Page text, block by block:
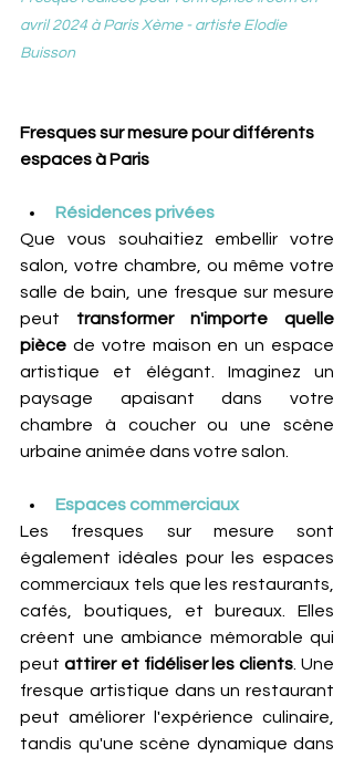
avril 2024 à Paris Xème - artiste Elodie
Buisson
Fresques sur mesure pour différents
espaces à Paris
Résidences privées
Que vous souhaitiez embellir votre
salon, votre chambre, ou même votre
salle de bain, une fresque sur mesure
peut transformer n'importe quelle
pièce de votre maison en un espace
artistique et élégant. Imaginez un
paysage apaisant dans votre
chambre à coucher ou une scène
urbaine animée dans votre salon.
Espaces commerciaux
Les fresques sur mesure sont
également idéales pour les espaces
commerciaux tels que les restaurants,
cafés, boutiques, et bureaux. Elles
créent une ambiance mémorable qui
peut attirer et fidéliser les clients. Une
fresque artistique dans un restaurant
peut améliorer l'expérience culinaire,
tandis qu'une scène dynamique dans